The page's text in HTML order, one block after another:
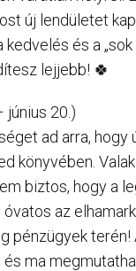
új lendületet
kedvelés és a
lejjebb! 🍀
június 20.)
ad arra, hogy
könyvében.
biztos, hogy a
óvatos az
pénzügyek terén!
és ma